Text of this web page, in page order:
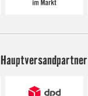
Hauptversandpartner